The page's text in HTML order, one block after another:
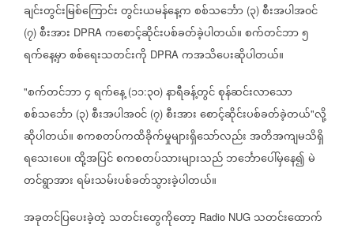
ချင်းတွင်းမြစ်‌ကြောင်းတွင်းယမန်နေ့ကစစ်သင်္ဘော (၃) စီးအပါအ၀င်
(၇) စီးအား DPRA ကစောင့်ဆိုင်းပစ်ခတ်ခဲ့ပါတယ်။စက်တင်ဘာ၅
ရက်နေ့မှာစစ်ရေးသတင်းကို DPRA ကအသိပေးဆိုပါတယ်။
"စက်တင်ဘာ၄ရက်နေ့ (၁၁:၃၀) နာရီခန့်တွင်စုန်ဆင်းလာသော
စစ်သင်္ဘော (၃) စီးအပါအ၀င် (၇) စီးအားစောင့်ဆိုင်းပစ်ခတ်ခဲ့တယ်"လို့
ဆိုပါတယ်။စကစတပ်ကထိခိုက်မှုများရှိသော်လည်းအတိအကျမသိရှိ
ရသေးပေ။ထို့အပြင်စကစတပ်သားများသည်ဘင်္ဘောပေါ်မှနေ၍မဲ
တင်ရွာအားရမ်းသမ်းပစ်ခတ်သွားခဲ့ပါတယ်။
အခုတင်ပြပေးခဲ့တဲ့ သတင်းတွေကိုတော့ Radio NUG သတင်းထောက်